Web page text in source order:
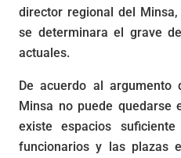
director regional del
se determinara el grave
actuales.
De acuerdo al
Minsa no puede quedarse
existe espacios
funcionarios y las plazas